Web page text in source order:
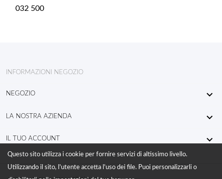
032 500
INFORMAZIONI NEGOZIO
NEGOZIO 
LA NOSTRA AZIENDA 
IL TUO ACCOUNT 
Questo sito utilizza i cookie per fornire servizi di altissimo livello.
Utilizzando il sito, l'utente accetta l'uso dei file. Puoi personalizzarli o